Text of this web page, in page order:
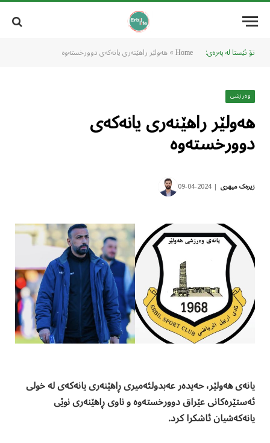
تۆ ئێستا لە پەرەی: Home
»هەولێر راهێنەری یانەکەی دوورخستەوە
وەرزشی
هەولێر راهێنەری یانەکەی
دوورخستەوە
زیرەک میهری 2024-04-09
یانەی هەولێر، حەیدەر عەبدولئەمیری ڕاهێنەری یانەکەی لە خولی
ئەستێرەکانی عێراق دوورخستەوە و ناوی ڕاهێنەری نوێی
یانەکەشیان ئاشکرا کرد.